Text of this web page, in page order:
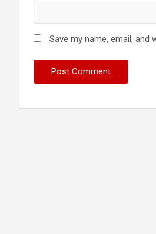
Save my name, email,